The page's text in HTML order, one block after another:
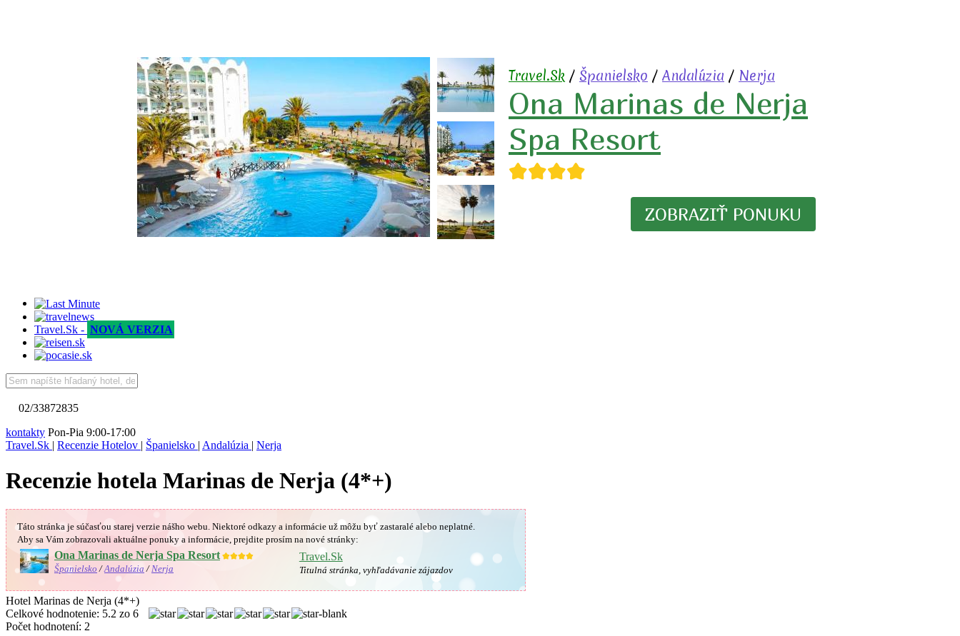
Travel.Sk / Španielsko / Andalúzia / Nerja
Ona Marinas de Nerja
Spa Resort
★★★★
ZOBRAZIŤ PONUKU
Travel.Sk - NOVÁ VERZIA
02/33872835
kontakty Pon-Pia 9:00-17:00
Travel.Sk | Recenzie Hotelov | Španielsko | Andalúzia | Nerja
Recenzie hotela Marinas de Nerja (4*+)
Táto stránka je súčasťou starej verzie nášho webu. Niektoré odkazy a informácie už môžu byť zastaralé alebo neplatné.
Aby sa Vám zobrazovali aktuálne ponuky a informácie, prejdite prosím na nové stránky:
Ona Marinas de Nerja Spa Resort★★★★
Španielsko /Andalúzia /Nerja
Travel.Sk
Titulná stránka, vyhľadávanie zájazdov
Hotel Marinas de Nerja (4*+)
Celkové hodnotenie: 5.2 zo 6
Počet hodnotení: 2